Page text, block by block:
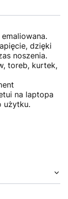
dzięki
noszenia.
toreb, kurtek,
na laptopa
użytku.